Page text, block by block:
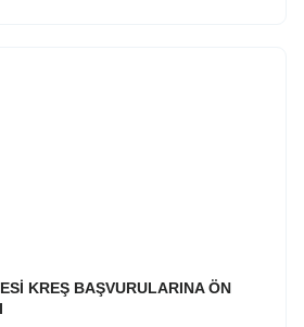
KREŞ BAŞVURULARINA ÖN